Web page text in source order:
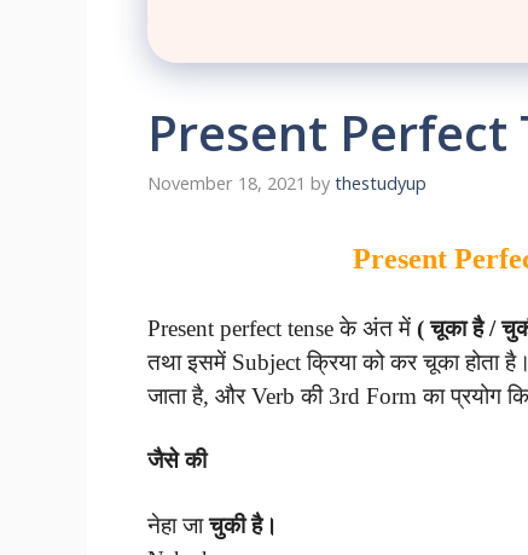
Present Perfect
November 18, 2021 by thestudyup
Present
Present perfect tense के अंत में ( चूका है /
तथा इसमें Subject क्रिया को कर चूका होता
जाता है, और Verb की 3rd Form का प्रयोग
जैसे की
नेहा जाचुकी है।